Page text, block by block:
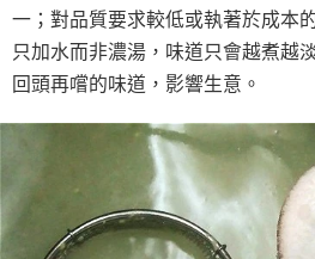
一；對品質要求較低或執著於成本
只加水而非濃湯，味道只會越煮越
回頭再嚐的味道，影響生意。